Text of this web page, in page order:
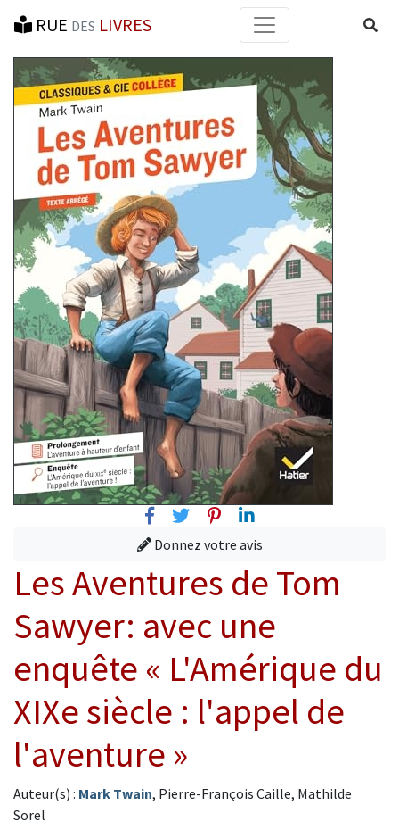
RUE DES LIVRES
FacebookTwitterPinterest
Linkedin
Donnez votre avis
Les Aventures de Tom
Sawyer: avec une
enquête « L'Amérique du
XIXe siècle : l'appel de
l'aventure »
Auteur(s) : Mark Twain, Pierre-François Caille, Mathilde
Sorel